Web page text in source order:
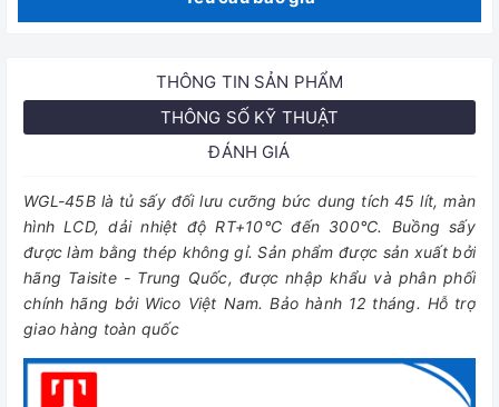
THÔNG TIN SẢN PHẨM
THÔNG SỐ KỸ THUẬT
ĐÁNH GIÁ
WGL-45B là tủ sấy đối lưu cưỡng bức dung tích 45 lít, màn
hình LCD, dải nhiệt độ RT+10°C đến 300°C. Buồng sấy
được làm bằng thép không gỉ. Sản phẩm được sản xuất bởi
hãng Taisite - Trung Quốc, được nhập khẩu và phân phối
chính hãng bởi Wico Việt Nam. Bảo hành 12 tháng. Hỗ trợ
giao hàng toàn quốc